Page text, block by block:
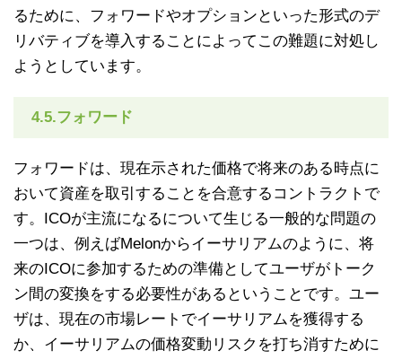
るために、フォワードやオプションといった形式のデ
リバティブを導入することによってこの難題に対処し
ようとしています。
4.5.フォワード
フォワードは、現在示された価格で将来のある時点に
おいて資産を取引することを合意するコントラクトで
す。ICOが主流になるについて生じる一般的な問題の
一つは、例えばMelonからイーサリアムのように、将
来のICOに参加するための準備としてユーザがトーク
ン間の変換をする必要性があるということです。ユー
ザは、現在の市場レートでイーサリアムを獲得する
か、イーサリアムの価格変動リスクを打ち消すために